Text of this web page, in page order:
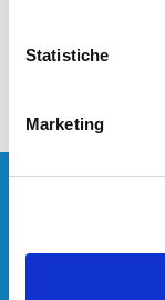
Statistiche
Marketing
Devi
Contattaci